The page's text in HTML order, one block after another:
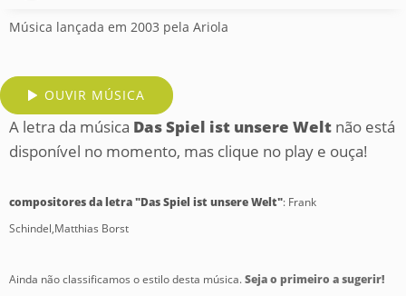
Música lançada em 2003 pela Ariola
OUVIR MÚSICA
A letra da música Das Spiel ist unsere Welt não está
disponível no momento, mas clique no play e ouça!
compositores da letra "Das Spiel ist unsere Welt": Frank
Schindel,Matthias Borst
Ainda não classificamos o estilo desta música.Seja o primeiro a sugerir!